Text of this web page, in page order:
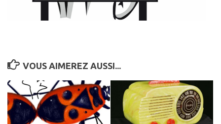
VOUS AIMEREZ AUSSI...